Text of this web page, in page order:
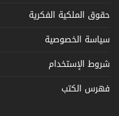
حقوق الملكية الفكرية
سياسة الخصوصية
شروط الإستخدام
فهرس الكتب